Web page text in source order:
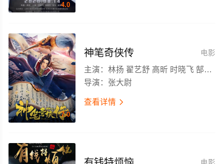
4.0
7.0
电影
神笔奇侠传
主演： 林扬 翟艺舒 高昕 时晓飞 郜玄铭
导演： 张大尉
查看详情 